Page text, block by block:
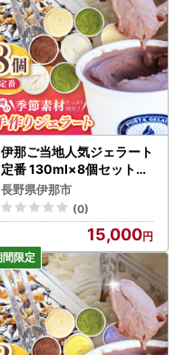
伊那ご当地人気ジェラート
定番 130ml×8個セット（
ミルク×2個、チョコ×2個
、抹茶×2個、ココナッツ
パイン×2個）【015-28】
長野県伊那市
(0)
15,000